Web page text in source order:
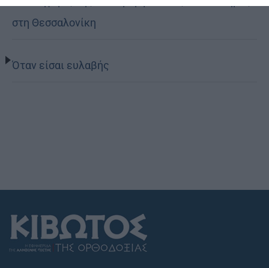
στη Θεσσαλονίκη
Όταν είσαι ευλαβής